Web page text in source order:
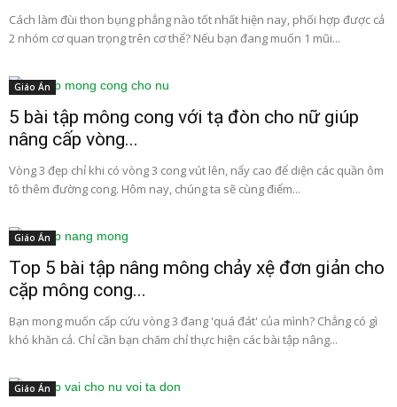
Cách làm đùi thon bụng phẳng nào tốt nhất hiện nay, phối hợp được cả
2 nhóm cơ quan trọng trên cơ thể? Nếu bạn đang muốn 1 mũi...
Giáo Án
5 bài tập mông cong với tạ đòn cho nữ giúp
nâng cấp vòng...
Vòng 3 đẹp chỉ khi có vòng 3 cong vút lên, nẩy cao để diện các quần ôm
tô thêm đường cong. Hôm nay, chúng ta sẽ cùng điểm...
Giáo Án
Top 5 bài tập nâng mông chảy xệ đơn giản cho
cặp mông cong...
Bạn mong muốn cấp cứu vòng 3 đang 'quá đát' của mình? Chẳng có gì
khó khăn cả. Chỉ cần bạn chăm chỉ thực hiện các bài tập nâng...
Giáo Án